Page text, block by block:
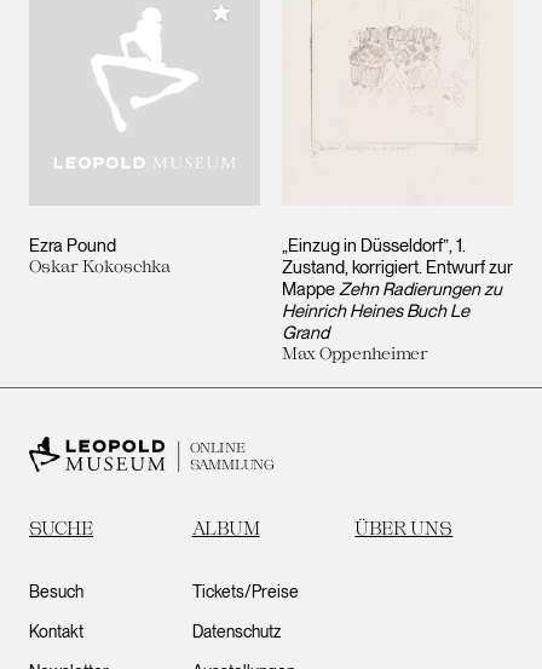
Ezra Pound
Oskar Kokoschka
Meiner Sammlung hinzufügen
„Einzug in Düsseldorf”, 1.
Zustand, korrigiert. Entwurf zur
Mappe Zehn Radierungen zu
Heinrich Heines Buch Le
Grand
Max Oppenheimer
ONLINE
SAMMLUNG
SUCHE ALBUM ÜBER UNS
Besuch
Kontakt
Tickets/Preise
Datenschutz